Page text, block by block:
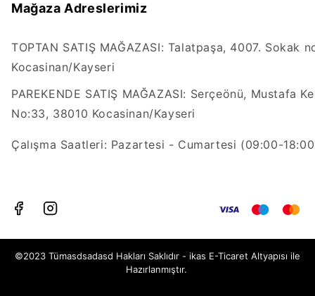
Mağaza Adreslerimiz
TOPTAN SATIŞ MAĞAZASI: Talatpaşa, 4007. Sokak
Kocasinan/Kayseri
PAREKENDE SATIŞ MAĞAZASI: Serçeönü, Mustafa
No:33, 38010 Kocasinan/Kayseri
Çalışma Saatleri: Pazartesi - Cumartesi (09:00-
©2023 Tümasdsadasd Hakları Saklıdır - ikas E-Ticaret Altyapısı ile
Hazırlanmıştır.